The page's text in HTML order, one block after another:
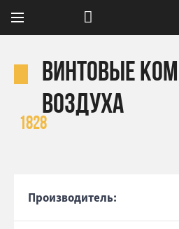
Винтовые
воздуха
1828
Производитель: